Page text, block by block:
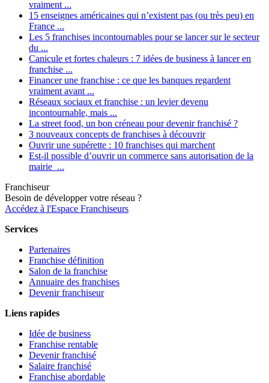
vraiment ...
15 enseignes américaines qui n’existent pas (ou très peu) en
France ...
Les 5 franchises incontournables pour se lancer sur le secteur
du ...
Canicule et fortes chaleurs : 7 idées de business à lancer en
franchise ...
Financer une franchise : ce que les banques regardent
vraiment avant ...
Réseaux sociaux et franchise : un levier devenu
incontournable, mais ...
La street food, un bon créneau pour devenir franchisé ?
3 nouveaux concepts de franchises à découvrir
Ouvrir une supérette : 10 franchises qui marchent
Est-il possible d’ouvrir un commerce sans autorisation de la
mairie ...
Franchiseur
Besoin de développer votre réseau ?
Accédez à l'Espace Franchiseurs
Services
Partenaires
Franchise définition
Salon de la franchise
Annuaire des franchises
Devenir franchiseur
Liens rapides
Idée de business
Franchise rentable
Devenir franchisé
Salaire franchisé
Franchise abordable